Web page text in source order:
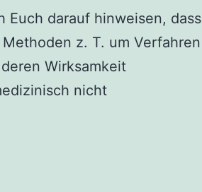
Euch darauf hinweisen, dass
z. T. um Verfahren
Wirksamkeit
nicht